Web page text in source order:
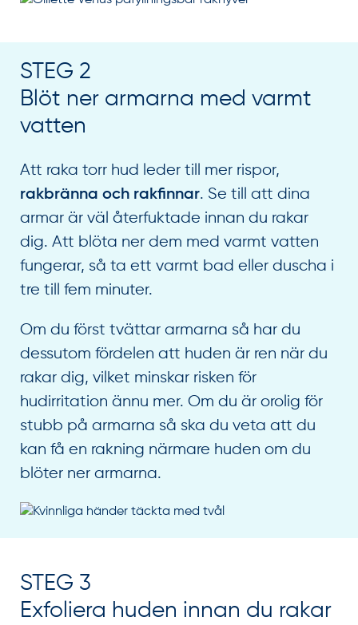
STEG 2
Blöt ner armarna med varmt
vatten
Att raka torr hud leder till mer rispor,
rakbränna och rakfinnar. Se till att dina
armar är väl återfuktade innan du rakar
dig. Att blöta ner dem med varmt vatten
fungerar, så ta ett varmt bad eller duscha i
tre till fem minuter.
Om du först tvättar armarna så har du
dessutom fördelen att huden är ren när du
rakar dig, vilket minskar risken för
hudirritation ännu mer. Om du är orolig för
stubb på armarna så ska du veta att du
kan få en rakning närmare huden om du
blöter ner armarna.
STEG 3
Exfoliera huden innan du rakar